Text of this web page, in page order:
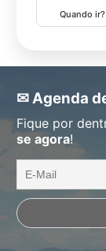
Quando ir?
✉ Agenda
Fique por
se agora!